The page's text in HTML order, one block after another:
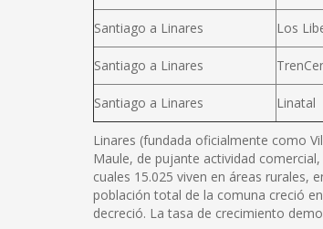
Santiago a Linares Los
Santiago a Linares
Santiago a Linares Linatal
Linares (fundada oficialmente como
Maule, de pujante actividad
cuales 15.025 viven en áreas rurales,
población total de la comuna creció
decreció. La tasa de crecimiento